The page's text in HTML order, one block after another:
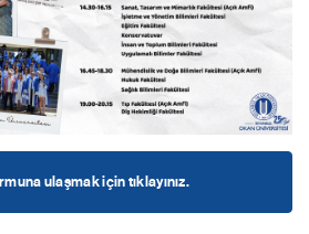
ulaşmak için tıklayınız.